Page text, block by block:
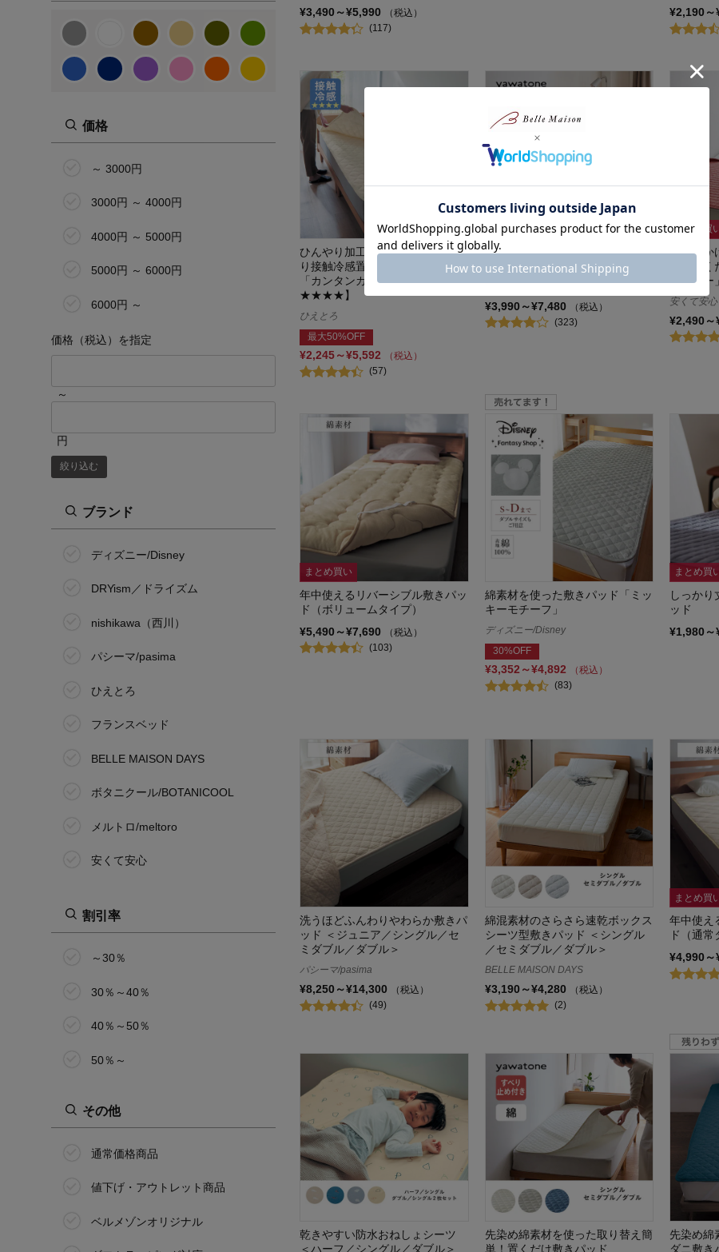
価格
～ 3000円
3000円 ～ 4000円
4000円 ～ 5000円
5000円 ～ 6000円
6000円 ～
価格（税込）を指定
～
円
絞り込む
ブランド
ディズニー/Disney
DRYism／ドライズム
nishikawa（西川）
パシーマ/pasima
ひえとろ
フランスベッド
BELLE MAISON DAYS
ボタニクール/BOTANICOOL
メルトロ/meltoro
安くて安心
割引率
～30％
30％～40％
40％～50％
50％～
その他
通常価格商品
値下げ・アウトレット商品
ベルメゾンオリジナル
¥3,490～¥5,990
（税込）
(117)
¥2,190～
ひんやり加工をプラスしたもっち
り接触冷感置くだけ敷きパッド
「カンタンカバー」 【ひんやり
★★★★】
ひえとろ
最大50%OFF
¥2,245～¥5,592
（税込）
(57)
先染め綿素材を使ったボックスシ
ーツ型敷きパッド 「yawatone」
BELLE MAISON DAYS
¥3,990～¥7,480
（税込）
(323)
まとめ買
洗いをか
単！置
ンカバー」
安くて安心
¥2,490～
まとめ買い
年中使えるリバーシブル敷きパッ
ド（ボリュームタイプ）
¥5,490～¥7,690
（税込）
(103)
綿素材を使った敷きパッド「ミッ
キーモチーフ」
ディズニー/Disney
30%OFF
¥3,352～¥4,892
（税込）
(83)
まとめ買
しっかり
ッド
¥1,980～
洗うほどふんわりやわらか敷きパ
ッド ＜ジュニア／シングル／セ
ミダブル／ダブル＞
パシーマ/pasima
¥8,250～¥14,300
（税込）
(49)
綿混素材のさらさら速乾ボックス
シーツ型敷きパッド ＜シングル
／セミダブル／ダブル＞
BELLE MAISON DAYS
¥3,190～¥4,280
（税込）
(2)
まとめ買
年中使え
ド（通常
¥4,990～
乾きやすい防水おねしょシーツ
＜ハーフ／シングル／ダブル＞
先染め綿素材を使った取り替え簡
単！置くだけ敷きパッド
先染め綿
ダニ敷き